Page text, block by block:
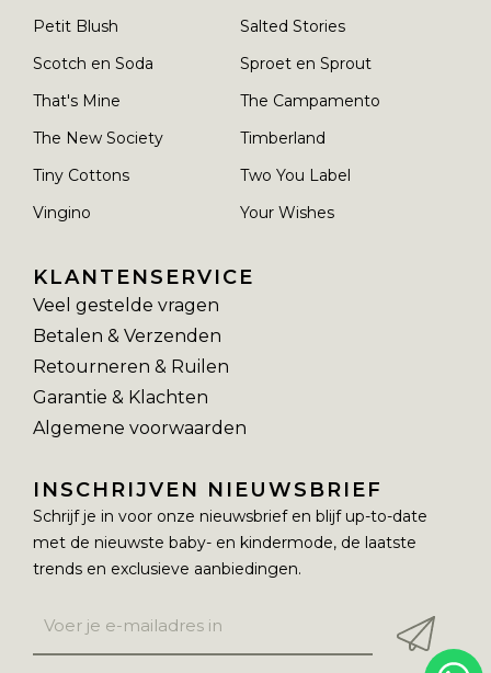
Petit Blush
Salted Stories
Scotch en Soda
Sproet en Sprout
That's Mine
The Campamento
The New Society
Timberland
Tiny Cottons
Two You Label
Vingino
Your Wishes
KLANTENSERVICE
Veel gestelde vragen
Betalen & Verzenden
Retourneren & Ruilen
Garantie & Klachten
Algemene voorwaarden
INSCHRIJVEN NIEUWSBRIEF
Schrijf je in voor onze nieuwsbrief en blijf up-to-date
met de nieuwste baby- en kindermode, de laatste
trends en exclusieve aanbiedingen.